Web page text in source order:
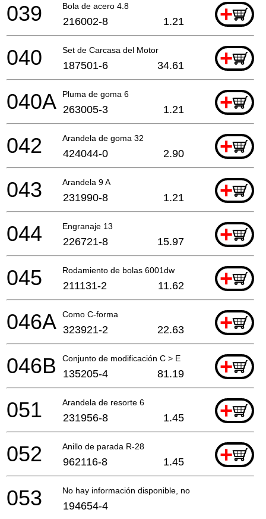
Bola de acero 4.8 +
039 216002-8 1.21
Set de Carcasa del Motor +
040 187501-6 34.61
Pluma de goma 6 +
040A 263005-3 1.21
Arandela de goma 32 +
042 424044-0 2.90
Arandela 9 A +
043 231990-8 1.21
Engranaje 13 +
044 226721-8 15.97
Rodamiento de bolas 6001dw +
045 211131-2 11.62
Como C-forma +
046A 323921-2 22.63
Conjunto de modificación C > E +
046B 135205-4 81.19
Arandela de resorte 6 +
051 231956-8 1.45
Anillo de parada R-28 +
052 962116-8 1.45
No hay información disponible, no se puede pedir
053 194654-4